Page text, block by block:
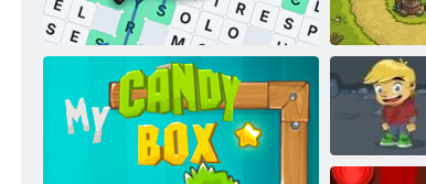
Super
Kingdom